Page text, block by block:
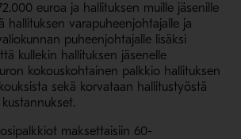
euroa ja hallituksen muille jäsenille
hallituksen varapuheenjohtajalle ja
puheenjohtajalle lisäksi
kullekin hallituksen jäsenelle
kokouskohtainen palkkio hallituksen
sekä korvataan hallitustyöstä
maksettaisiin 60-